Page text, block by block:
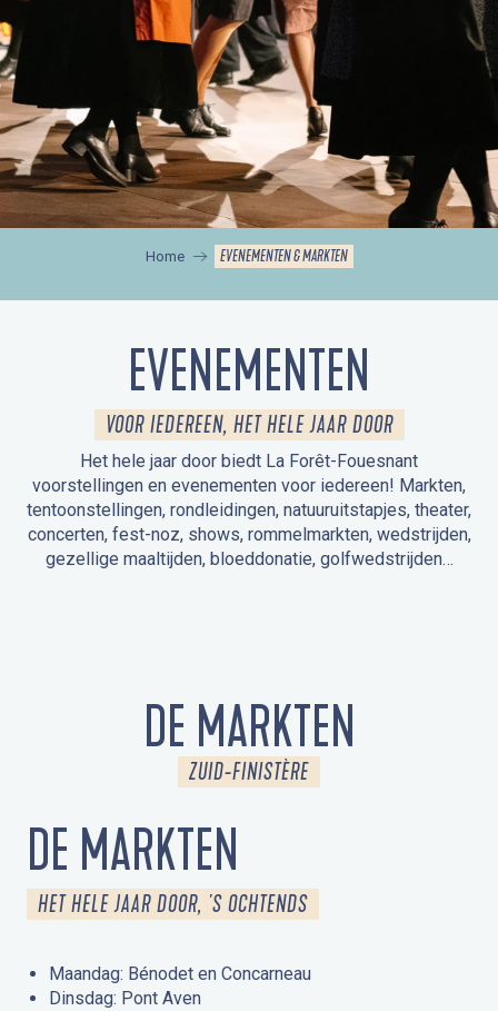
Home EVENEMENTEN & MARKTEN
EVENEMENTEN
VOOR IEDEREEN, HET HELE JAAR DOOR
Het hele jaar door biedt La Forêt-Fouesnant
voorstellingen en evenementen voor iedereen! Markten,
tentoonstellingen, rondleidingen, natuuruitstapjes, theater,
concerten, fest-noz, shows, rommelmarkten, wedstrijden,
gezellige maaltijden, bloeddonatie, golfwedstrijden…
DE MARKTEN
ZUID-FINISTÈRE
DE MARKTEN
HET HELE JAAR DOOR, 'S OCHTENDS
Maandag: Bénodet en Concarneau
Dinsdag: Pont Aven